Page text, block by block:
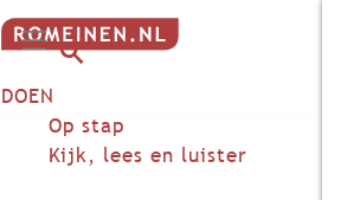
G
n
e
e
k
DOEN
Op stap
Kijk, lees en luister